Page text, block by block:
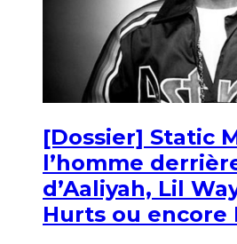
[Dossier] Static
l’homme
d’Aaliyah, Lil
Hurts ou encore